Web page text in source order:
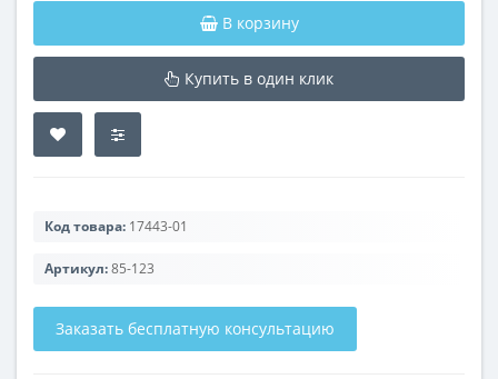
В корзину
Купить в один клик
Код товара: 17443-01
Артикул:85-123
Заказать бесплатную консультацию